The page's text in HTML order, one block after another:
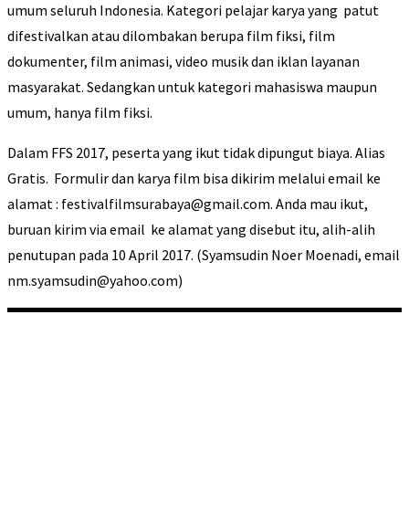
umum seluruh Indonesia. Kategori pelajar karya yang patut
difestivalkan atau dilombakan berupa film fiksi, film
dokumenter, film animasi, video musik dan iklan layanan
masyarakat. Sedangkan untuk kategori mahasiswa maupun
umum, hanya film fiksi.
Dalam FFS 2017, peserta yang ikut tidak dipungut biaya. Alias
Gratis. Formulir dan karya film bisa dikirim melalui email ke
alamat : festivalfilmsurabaya@gmail.com. Anda mau ikut,
buruan kirim via email ke alamat yang disebut itu, alih-alih
penutupan pada 10 April 2017. (Syamsudin Noer Moenadi, email
nm.syamsudin@yahoo.com)